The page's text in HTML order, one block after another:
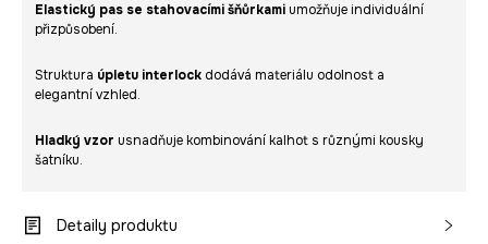
Elastický pas se stahovacími šňůrkami umožňuje individuální
přizpůsobení.
Struktura úpletu interlock dodává materiálu odolnost a
elegantní vzhled.
Hladký vzor usnadňuje kombinování kalhot s různými kousky
šatníku.
Detaily produktu